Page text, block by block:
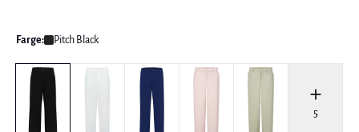
Farge: Pitch Black
5